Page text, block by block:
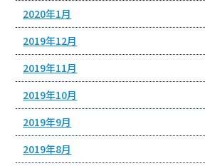
2020年1月
2019年12月
2019年11月
2019年10月
2019年9月
2019年8月